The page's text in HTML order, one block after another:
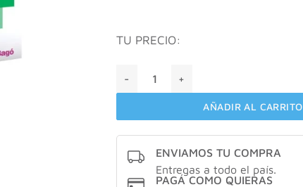
TU PRECIO:
AÑADIR AL CARRITO
ENVIAMOS TU COMPRA
Entregas a todo el país.
PAGÁ COMO QUIERAS